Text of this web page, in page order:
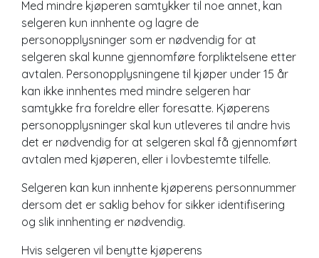
Med mindre kjøperen samtykker til noe annet, kan
selgeren kun innhente og lagre de
personopplysninger som er nødvendig for at
selgeren skal kunne gjennomføre forpliktelsene etter
avtalen. Personopplysningene til kjøper under 15 år
kan ikke innhentes med mindre selgeren har
samtykke fra foreldre eller foresatte. Kjøperens
personopplysninger skal kun utleveres til andre hvis
det er nødvendig for at selgeren skal få gjennomført
avtalen med kjøperen, eller i lovbestemte tilfelle.
Selgeren kan kun innhente kjøperens personnummer
dersom det er saklig behov for sikker identifisering
og slik innhenting er nødvendig.
Hvis selgeren vil benytte kjøperens